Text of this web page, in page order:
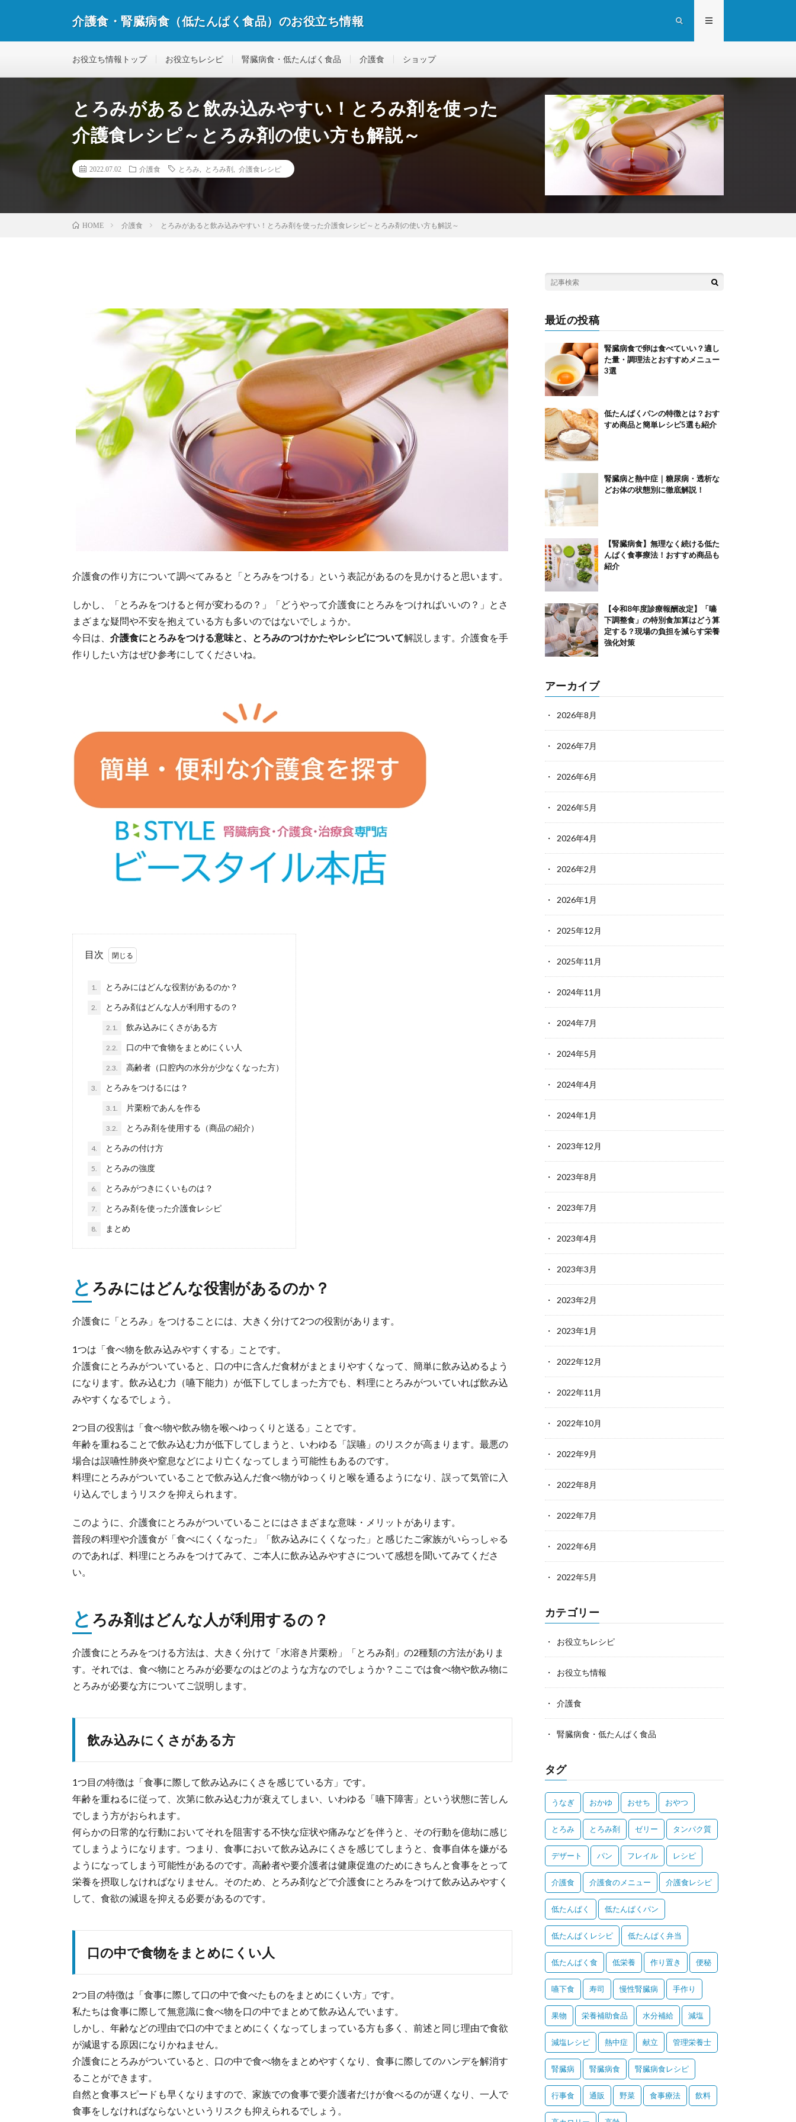
介護食・腎臓病食（低たんぱく食品）のお役立ち情報
お役立ち情報トップ お役立ちレシピ 腎臓病食・低たんぱく食品 介護食 ショップ
とろみがあると飲み込みやすい！とろみ剤を使った
介護食レシピ～とろみ剤の使い方も解説～
2022.07.02 介護食 とろみ とろみ剤 介護食レシピ
HOME 介護食 とろみがあると飲み込みやすい！とろみ剤を使った介護食レシピ～とろみ剤の使い方も解説～
介護食の作り方について調べてみると「とろみをつける」という表記があるのを見かけると思います。
しかし、「とろみをつけると何が変わるの？」「どうやって介護食にとろみをつければいいの？」とさ
まざまな疑問や不安を抱えている方も多いのではないでしょうか。
今日は、 介護食にとろみをつける意味と、とろみのつけかたやレシピについて解説します。介護食を手
作りしたい方はぜひ参考にしてくださいね。
目次
1. とろみにはどんな役割があるのか？
2. とろみ剤はどんな人が利用するの？
2.1. 飲み込みにくさがある方
2.2. 口の中で食物をまとめにくい人
2.3. 高齢者（口腔内の水分が少なくなった方）
3. とろみをつけるには？
3.1. 片栗粉であんを作る
3.2. とろみ剤を使用する（商品の紹介）
4. とろみの付け方
5. とろみの強度
6. とろみがつきにくいものは？
7. とろみ剤を使った介護食レシピ
8. まとめ
と ろみにはどんな役割があるのか？
介護食に「とろみ」をつけることには、大きく分けて2つの役割があります。
1つは「食べ物を飲み込みやすくする」ことです。
介護食にとろみがついていると、口の中に含んだ食材がまとまりやすくなって、簡単に飲み込めるよう
になります。飲み込む力（嚥下能力）が低下してしまった方でも、料理にとろみがついていれば飲み込
みやすくなるでしょう。
2つ目の役割は「食べ物や飲み物を喉へゆっくりと送る」ことです。
年齢を重ねることで飲み込む力が低下してしまうと、いわゆる「誤嚥」のリスクが高まります。最悪の
場合は誤嚥性肺炎や窒息などにより亡くなってしまう可能性もあるのです。
料理にとろみがついていることで飲み込んだ食べ物がゆっくりと喉を通るようになり、誤って気管に入
り込んでしまうリスクを抑えられます。
このように、介護食にとろみがついていることにはさまざまな意味・メリットがあります。
普段の料理や介護食が「食べにくくなった」「飲み込みにくくなった」と感じたご家族がいらっしゃる
のであれば、料理にとろみをつけてみて、ご本人に飲み込みやすさについて感想を聞いてみてくださ
い。
と ろみ剤はどんな人が利用するの？
介護食にとろみをつける方法は、大きく分けて「水溶き片栗粉」「とろみ剤」の2種類の方法がありま
す。それでは、食べ物にとろみが必要なのはどのような方なのでしょうか？ここでは食べ物や飲み物に
とろみが必要な方についてご説明します。
飲み込みにくさがある方
1つ目の特徴は「食事に際して飲み込みにくさを感じている方」です。
年齢を重ねるに従って、次第に飲み込む力が衰えてしまい、いわゆる「嚥下障害」という状態に苦しん
でしまう方がおられます。
何らかの日常的な行動においてそれを阻害する不快な症状や痛みなどを伴うと、その行動を億劫に感じ
てしまうようになります。つまり、食事において飲み込みにくさを感じてしまうと、食事自体を嫌がる
ようになってしまう可能性があるのです。高齢者や要介護者は健康促進のためにきちんと食事をとって
栄養を摂取しなければなりません。そのため、とろみ剤などで介護食にとろみをつけて飲み込みやすく
して、食欲の減退を抑える必要があるのです。
口の中で食物をまとめにくい人
2つ目の特徴は「食事に際して口の中で食べたものをまとめにくい方」です。
私たちは食事に際して無意識に食べ物を口の中でまとめて飲み込んでいます。
しかし、年齢などの理由で口の中でまとめにくくなってしまっている方も多く、前述と同じ理由で食欲
が減退する原因になりかねません。
介護食にとろみがついていると、口の中で食べ物をまとめやすくなり、食事に際してのハンデを解消す
ることができます。
自然と食事スピードも早くなりますので、家族での食事で要介護者だけが食べるのが遅くなり、一人で
食事をしなければならないというリスクも抑えられるでしょう。
最近の投稿
腎臓病食で卵は食べていい？適し
た量・調理法とおすすめメニュー
3選
低たんぱくパンの特徴とは？おす
すめ商品と簡単レシピ5選も紹介
腎臓病と熱中症｜糖尿病・透析な
どお体の状態別に徹底解説！
【腎臓病食】無理なく続ける低た
んぱく食事療法！おすすめ商品も
紹介
【令和8年度診療報酬改定】「嚥
下調整食」の特別食加算はどう算
定する？現場の負担を減らす栄養
強化対策
アーカイブ
2026年8月
2026年7月
2026年6月
2026年5月
2026年4月
2026年2月
2026年1月
2025年12月
2025年11月
2024年11月
2024年7月
2024年5月
2024年4月
2024年1月
2023年12月
2023年8月
2023年7月
2023年4月
2023年3月
2023年2月
2023年1月
2022年12月
2022年11月
2022年10月
2022年9月
2022年8月
2022年7月
2022年6月
2022年5月
カテゴリー
お役立ちレシピ
お役立ち情報
介護食
腎臓病食・低たんぱく食品
タグ
うなぎ おかゆ おせち おやつ
とろみ とろみ剤 ゼリー タンパク質
デザート パン フレイル レシピ
介護食 介護食のメニュー 介護食レシピ
低たんぱく 低たんぱくパン
低たんぱくレシピ 低たんぱく弁当
低たんぱく食 低栄養 作り置き 便秘
嚥下食 寿司 慢性腎臓病 手作り
果物 栄養補助食品 水分補給 減塩
減塩レシピ 熱中症 献立 管理栄養士
腎臓病 腎臓病食 腎臓病食レシピ
行事食 通販 野菜 食事療法 飲料